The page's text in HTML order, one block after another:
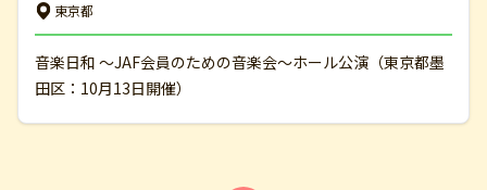
東京都
音楽日和 ～JAF会員のための音楽会～ホール公演（東京都墨
田区：10月13日開催）